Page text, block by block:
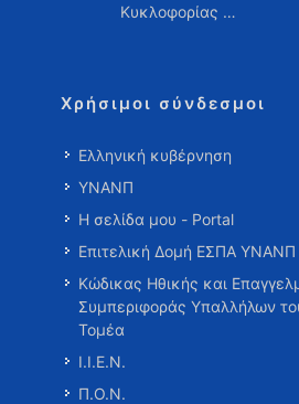
Κυκλοφορίας …
Χρήσιμοι σύνδεσμοι
Ελληνική κυβέρνηση
ΥΝΑΝΠ
Η σελίδα μου - Portal
Επιτελική Δομή ΕΣΠΑ ΥΝΑΝΠ
Κώδικας Ηθικής και
Συμπεριφοράς Υπαλλήλων
Τομέα
Ι.Ι.Ε.Ν.
Π.Ο.Ν.